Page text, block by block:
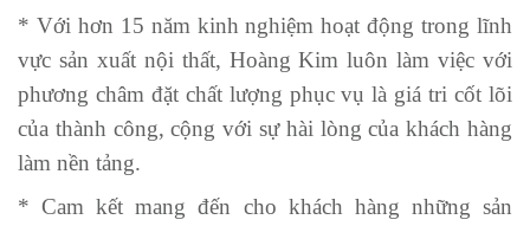
* Với hơn 15 năm kinh nghiệm hoạt động trong lĩnh
vực sản xuất nội thất, Hoàng Kim luôn làm việc với
phương châm đặt chất lượng phục vụ là giá tri cốt lõi
của thành công, cộng với sự hài lòng của khách hàng
làm nền tảng.
* Cam kết mang đến cho khách hàng những sản